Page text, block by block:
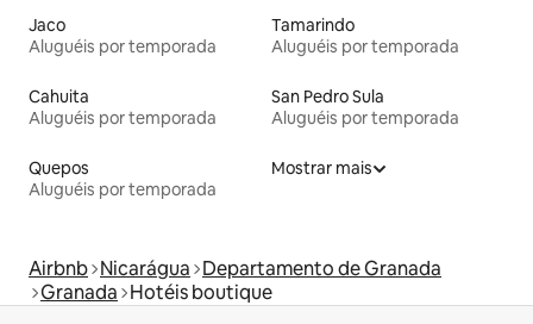
Jaco
Aluguéis por temporada
Tamarindo
Aluguéis por temporada
Cahuita
Aluguéis por temporada
San Pedro Sula
Aluguéis por temporada
Quepos
Aluguéis por temporada
Mostrar mais
Airbnb Nicarágua Departamento de Granada
Granada Hotéis boutique